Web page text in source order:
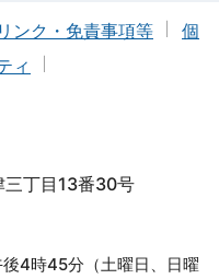
ンク・免責事項等
個
ィ
丁目13番30号
4時45分（土曜日、日曜